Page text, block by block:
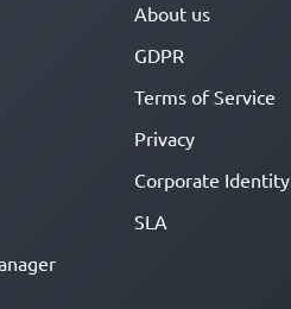
About us
GDPR
Terms of Service
Privacy
Corporate Identity
SLA